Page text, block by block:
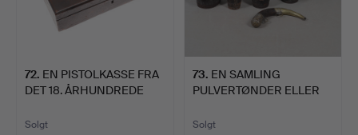
72. EN PISTOLKASSE FRA
DET 18. ÅRHUNDREDE
Solgt
73. EN SAMLING
PULVERTØNDER ELLER
Solgt